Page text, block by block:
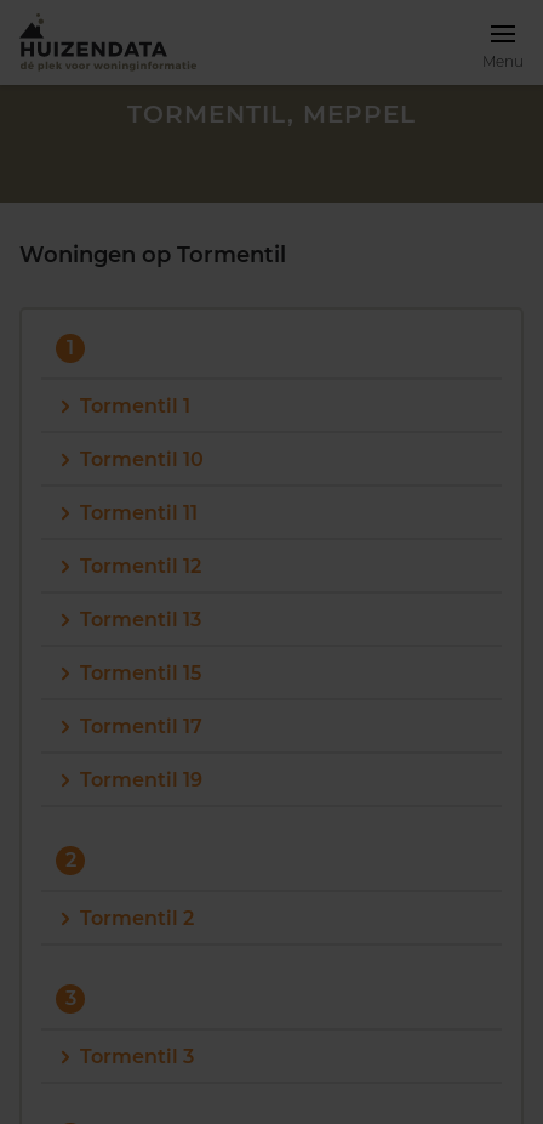
Menu
Maandag t/m vrijdag - 08:00 -18:00
TORMENTIL, MEPPEL
Woningen op Tormentil
1
Tormentil 1
Tormentil 10
Tormentil 11
Tormentil 12
Tormentil 13
Tormentil 15
Tormentil 17
Tormentil 19
2
Tormentil 2
3
Tormentil 3